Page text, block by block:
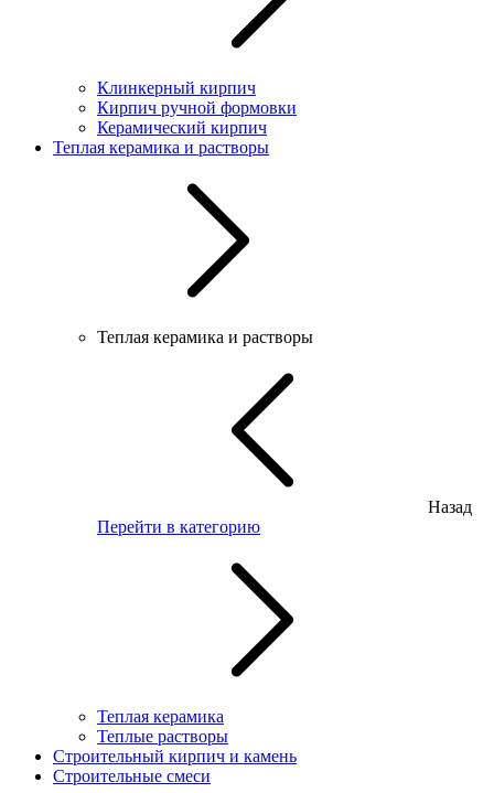
Клинкерный кирпич
Кирпич ручной формовки
Керамический кирпич
Теплая керамика и растворы
Теплая керамика и растворы
Назад
Перейти в категорию
Теплая керамика
Теплые растворы
Строительный кирпич и камень
Строительные смеси